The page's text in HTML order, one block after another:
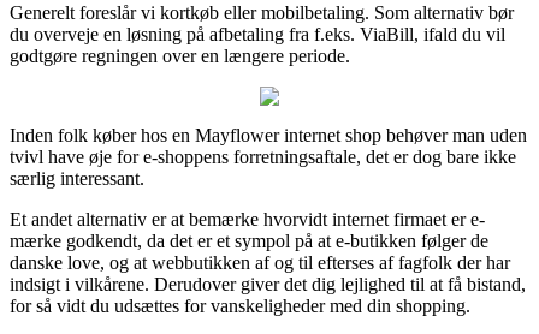
Generelt foreslår vi kortkøb eller mobilbetaling. Som alternativ bør
du overveje en løsning på afbetaling fra f.eks. ViaBill, ifald du vil
godtgøre regningen over en længere periode.
Inden folk køber hos en Mayflower internet shop behøver man uden
tvivl have øje for e-shoppens forretningsaftale, det er dog bare ikke
særlig interessant.
Et andet alternativ er at bemærke hvorvidt internet firmaet er e-
mærke godkendt, da det er et sympol på at e-butikken følger de
danske love, og at webbutikken af og til efterses af fagfolk der har
indsigt i vilkårene. Derudover giver det dig lejlighed til at få bistand,
for så vidt du udsættes for vanskeligheder med din shopping.